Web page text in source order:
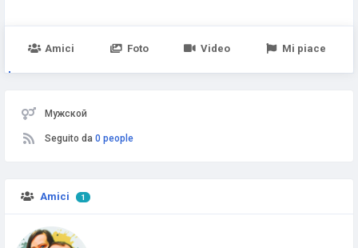
Amici Foto Video Mi piace
Мужской
Seguito da 0 people
Amici 1